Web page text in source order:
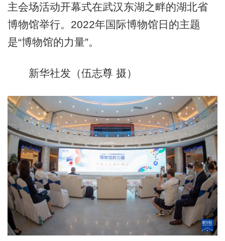
主会场活动开幕式在武汉东湖之畔的湖北省
博物馆举行。2022年国际博物馆日的主题
是“博物馆的力量”。
新华社发（伍志尊 摄）